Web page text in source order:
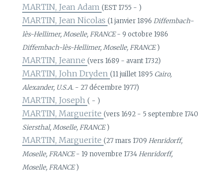
MARTIN, Jean Adam(EST 1755 - )
MARTIN, Jean Nicolas(1 janvier 1896Diffembach-
lès-Hellimer, Moselle, FRANCE- 9 octobre 1986
Diffembach-lès-Hellimer, Moselle, FRANCE)
MARTIN, Jeanne(vers 1689 - avant 1732)
MARTIN, John Dryden(11 juillet 1895 Cairo,
Alexander, U.S.A. - 27 décembre 1977)
MARTIN, Joseph( - )
MARTIN, Marguerite(vers 1692 - 5 septembre 1740
Siersthal, Moselle, FRANCE)
MARTIN, Marguerite(27 mars 1709Henridorff,
Moselle, FRANCE- 19 novembre 1734Henridorff,
Moselle, FRANCE)